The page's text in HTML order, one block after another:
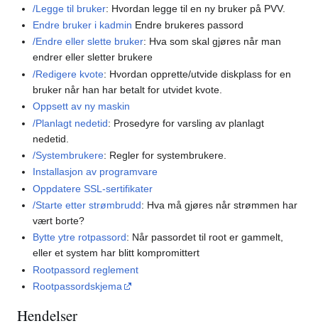
/Legge til bruker: Hvordan legge til en ny bruker på PVV.
Endre bruker i kadmin Endre brukeres passord
/Endre eller slette bruker: Hva som skal gjøres når man
endrer eller sletter brukere
/Redigere kvote: Hvordan opprette/utvide diskplass for en
bruker når han har betalt for utvidet kvote.
Oppsett av ny maskin
/Planlagt nedetid: Prosedyre for varsling av planlagt
nedetid.
/Systembrukere: Regler for systembrukere.
Installasjon av programvare
Oppdatere SSL-sertifikater
/Starte etter strømbrudd: Hva må gjøres når strømmen har
vært borte?
Bytte ytre rotpassord: Når passordet til root er gammelt,
eller et system har blitt kompromittert
Rootpassord reglement
Rootpassordskjema
Hendelser